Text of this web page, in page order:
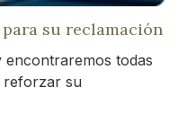
su reclamación
encontraremos todas
reforzar su